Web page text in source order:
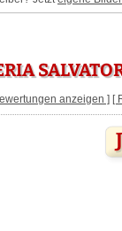
anzeigen ] [